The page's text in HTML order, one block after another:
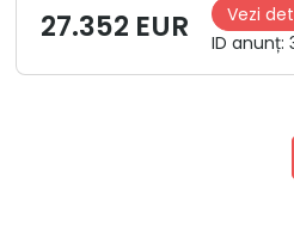
27.352 EUR
Vezi
ID anunț: